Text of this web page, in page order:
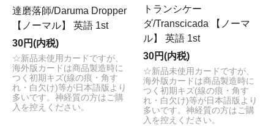
達磨落師/Daruma Dropper
【ノーマル】 英語 1st
30円(内税)
☆新品未使用カードですが、
海外版カードは商品製造時に
つく初期キズ(線の痕・角す
れ・白欠け)等が日本語版より
多いです。神経質の方はご購
入を控えください。
トランシケー
ダ/Transcicada 【ノーマ
ル】 英語 1st
30円(内税)
☆新品未使用カードですが、
海外版カードは商品製造時に
つく初期キズ(線の痕・角す
れ・白欠け)等が日本語版より
多いです。神経質の方はご購
入を控えください。